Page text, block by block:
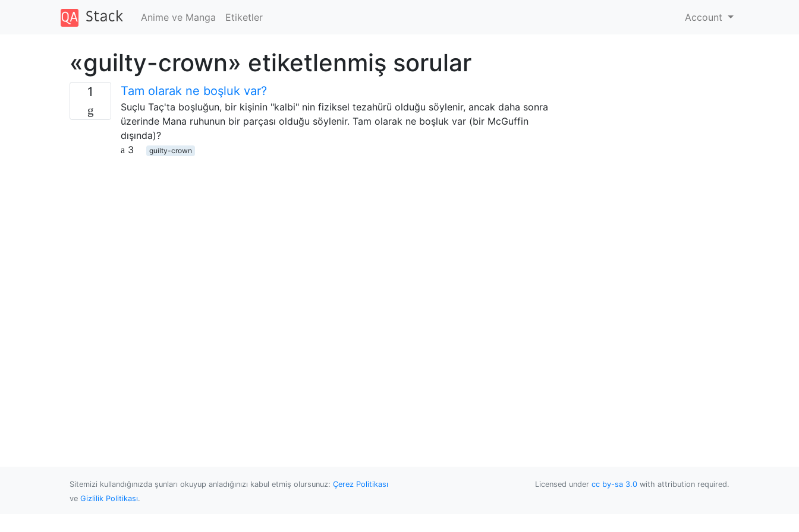
Anime ve Manga Etiketler Account
«guilty-crown» etiketlenmiş sorular
1 Tam olarak ne boşluk var?
Suçlu Taç'ta boşluğun, bir kişinin "kalbi" nin fiziksel tezahürü olduğu söylenir, ancak daha sonra
üzerinde Mana ruhunun bir parçası olduğu söylenir. Tam olarak ne boşluk var (bir McGuffin
dışında)?
3
guilty-crown
Sitemizi kullandığınızda şunları okuyup anladığınızı kabul etmiş olursunuz: Çerez Politikası
ve Gizlilik Politikası.
Licensed under cc by-sa 3.0 with attribution required.